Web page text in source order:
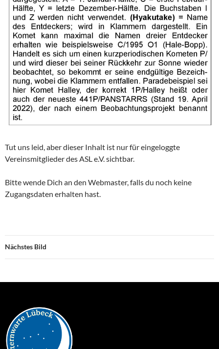
Tut uns leid, aber dieser Inhalt ist nur für eingeloggte
Vereinsmitglieder des ASL e.V. sichtbar.
Bitte wende Dich an den Webmaster, falls du noch keine
Zugangsdaten erhalten hast.
Nächstes Bild